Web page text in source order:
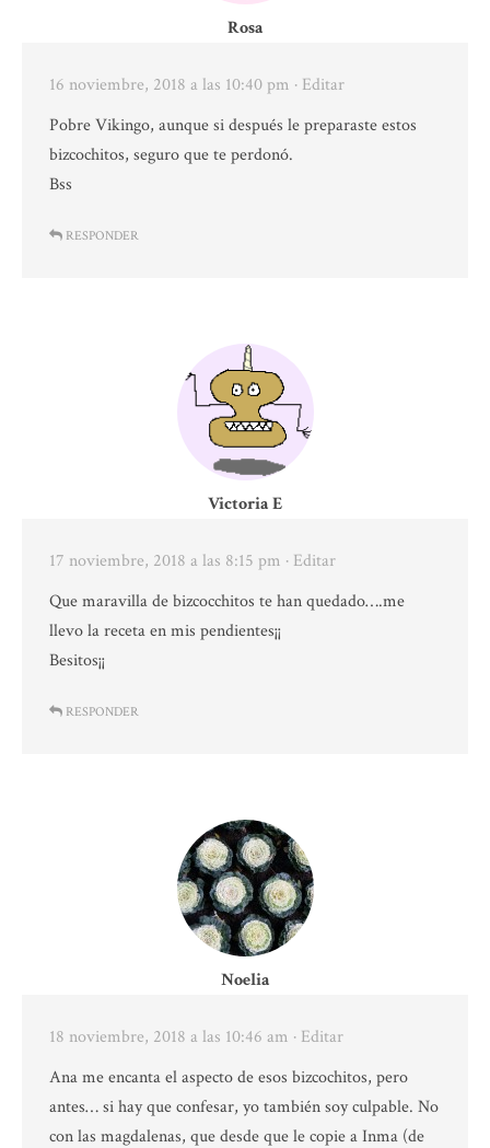
Rosa
16 noviembre, 2018 a las 10:40 pm · Editar
Pobre Vikingo, aunque si después le preparaste estos
bizcochitos, seguro que te perdonó.
Bss
RESPONDER
Victoria E
17 noviembre, 2018 a las 8:15 pm · Editar
Que maravilla de bizcocchitos te han quedado….me
llevo la receta en mis pendientes¡¡
Besitos¡¡
RESPONDER
Noelia
18 noviembre, 2018 a las 10:46 am · Editar
Ana me encanta el aspecto de esos bizcochitos, pero
antes… si hay que confesar, yo también soy culpable. No
con las magdalenas, que desde que le copie a Inma (de